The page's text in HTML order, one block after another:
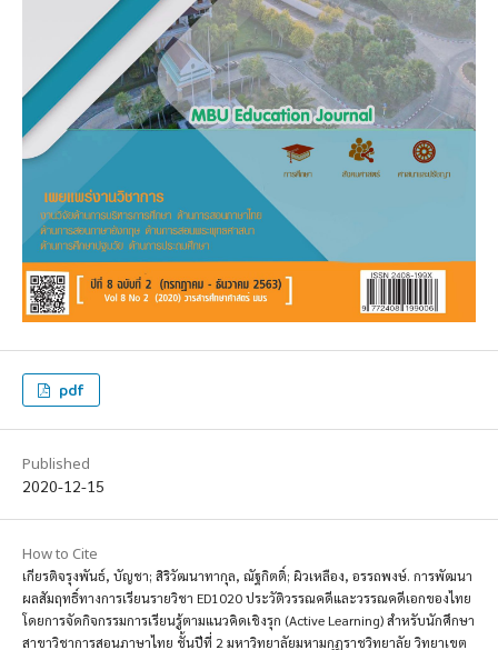
pdf
Published
2020-12-15
How to Cite
เกียรติจรุงพันธ์, บัญชา; สิริวัฒนาทากุล, ณัฐกิตติ์; ผิวเหลือง, อรรถพงษ์. การพัฒนา
ผลสัมฤทธิ์ทางการเรียนรายวิชา ED1020 ประวัติวรรณคดีและวรรณคดีเอกของไทย
โดยการจัดกิจกรรมการเรียนรู้ตามแนวคิดเชิงรุก (Active Learning) สำหรับนักศึกษา
สาขาวิชาการสอนภาษาไทย ชั้นปีที่ 2 มหาวิทยาลัยมหามกุฏราชวิทยาลัย วิทยาเขต